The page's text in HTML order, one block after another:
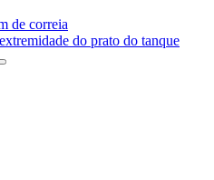
de correia
do prato do tanque